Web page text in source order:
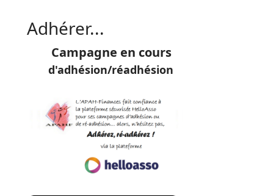
Adhérer...
Campagne en cours
d'adhésion/réadhésion